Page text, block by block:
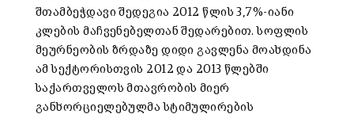
შთამბეჭდავი შედეგია 2012 წლის 3,7%-იანი
კლების მაჩვენებელთან შედარებით. სოფლის
მეურნეობის ზრდაზე დიდი გავლენა მოახდინა
ამ სექტორისთვის 2012 და 2013 წლებში
საქართველოს მთავრობის მიერ
განხორციელებულმა სტიმულირების